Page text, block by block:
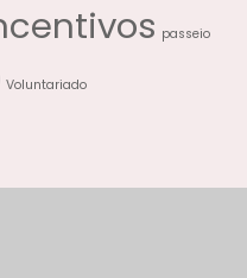
passeio
Voluntariado